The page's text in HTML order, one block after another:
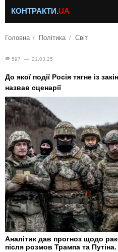
КОНТРАКТИ.UA
Головна Політика Світ
597 — 21.03.25
До якої події Росія тягне із
назвав сценарії
Аналітик дав прогноз щодо
після розмов Трампа та Путіна.